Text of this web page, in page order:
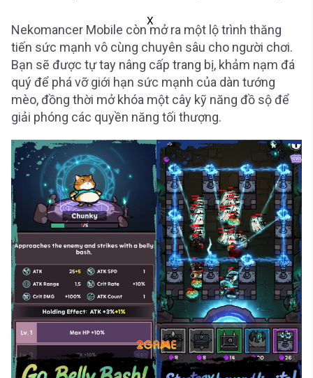
X
Nekomancer Mobile còn mở ra một lộ trình thăng
tiến sức mạnh vô cùng chuyên sâu cho người chơi.
Bạn sẽ được tự tay nâng cấp trang bị, khảm nạm đá
quý để phá vỡ giới hạn sức mạnh của dàn tướng
mèo, đồng thời mở khóa một cây kỹ năng đồ sộ để
giải phóng các quyền năng tối thượng.